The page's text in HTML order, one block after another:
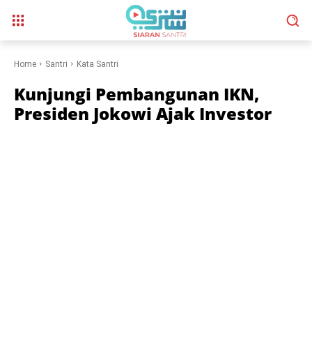
Home Santri Kata Santri
Kunjungi Pembangunan IKN,
Presiden Jokowi Ajak Investor